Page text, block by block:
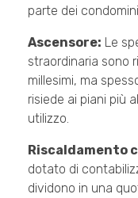
parte dei
Ascensore: Le
straordinaria sono
millesimi, ma
risiede ai piani più
utilizzo.
Riscaldamento
dotato di
dividono in una